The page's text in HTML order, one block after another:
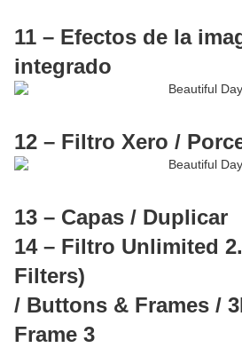
11 – Efectos de la
integrado
12 – Filtro Xero /
13 – Capas / Duplicar
14 – Filtro Unlimited
Filters)
/ Buttons & Frames /
Frame 3